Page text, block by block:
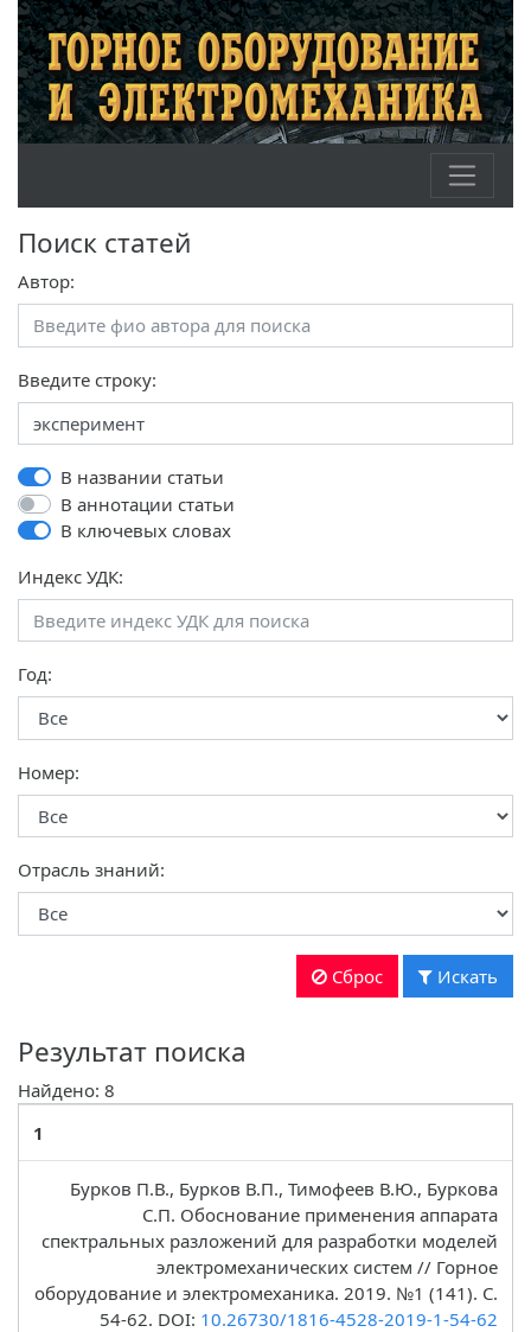
Поиск статей
Автор:
Введите строку:
В названии статьи
В аннотации статьи
В ключевых словах
Индекс УДК:
Год:
Номер:
Отрасль знаний:
Сброс Искать
Результат поиска
Найдено: 8
1
Бурков П.В., Бурков В.П., Тимофеев В.Ю., Буркова
С.П. Обоснование применения аппарата
спектральных разложений для разработки моделей
электромеханических систем // Горное
оборудование и электромеханика. 2019. №1 (141). C.
54-62. DOI: 10.26730/1816-4528-2019-1-54-62